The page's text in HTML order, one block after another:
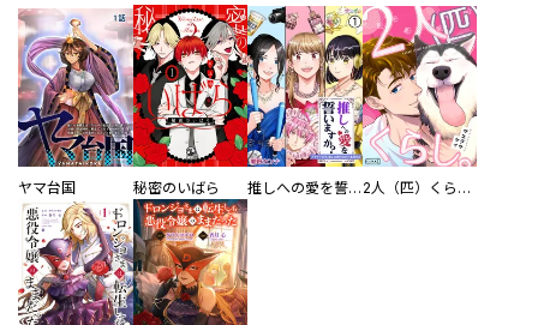
ヤマ台国 秘密のいばら 推しへの愛を誓いますか？～アラサー女子、推しは逃げぬが人生逃げる～ 2人（匹）くらし。